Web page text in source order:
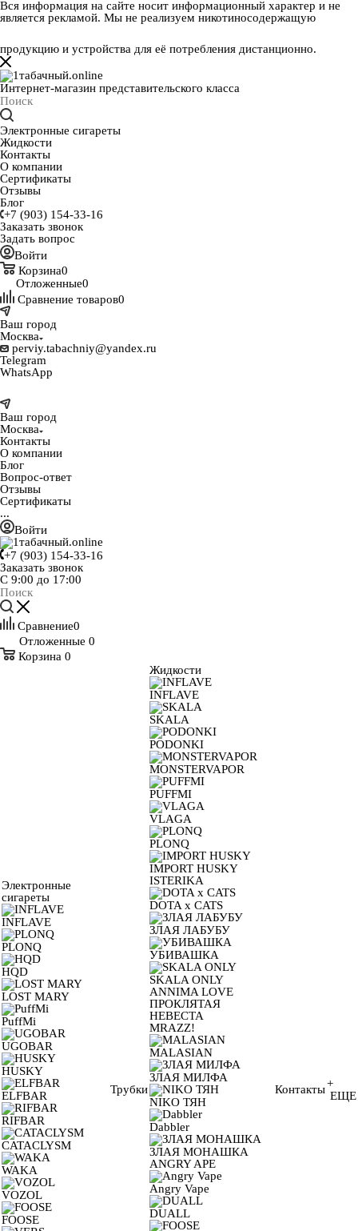
Вся информация на сайте носит информационный характер и не
является рекламой. Мы не реализуем никотиносодержащую
продукцию и устройства для её потребления дистанционно.
Интернет-магазин представительского класса
Электронные сигареты
Жидкости
Контакты
О компании
Сертификаты
Отзывы
Блог
+7 (903) 154-33-16
Заказать звонок
Задать вопрос
Войти
Корзина0
Отложенные0
Сравнение товаров0
Ваш город
Москва
perviy.tabachniy@yandex.ru
Telegram
WhatsApp
Ваш город
Москва
Контакты
О компании
Блог
Вопрос-ответ
Отзывы
Сертификаты
...
Войти
+7 (903) 154-33-16
Заказать звонок
С 9:00 до 17:00
Сравнение0
Отложенные 0
Корзина 0
Электронные
сигареты
INFLAVE
PLONQ
HQD
LOST MARY
PuffMi
UGOBAR
HUSKY
ELFBAR
RIFBAR
CATACLYSM
WAKA
VOZOL
FOOSE
Трубки
Жидкости
INFLAVE
SKALA
PODONKI
MONSTERVAPOR
PUFFMI
VLAGA
PLONQ
IMPORT HUSKY
ISTERIKA
DOTA x CATS
ЗЛАЯ ЛАБУБУ
УБИВАШКА
SKALA ONLY
ANNIMA LOVE
ПРОКЛЯТАЯ
НЕВЕСТА
MRAZZ!
MALASIAN
ЗЛАЯ МИЛФА
NIKO ТЯН
Dabbler
ЗЛАЯ МОНАШКА
ANGRY APE
Angry Vape
DUALL
Контакты+
ЕЩЕ